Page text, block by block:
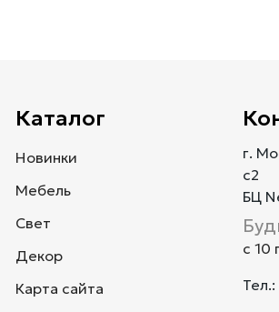
Каталог
Новинки
Мебель
Свет
Декор
Карта сайта
г.
с2
БЦ
с 10
Тел.: